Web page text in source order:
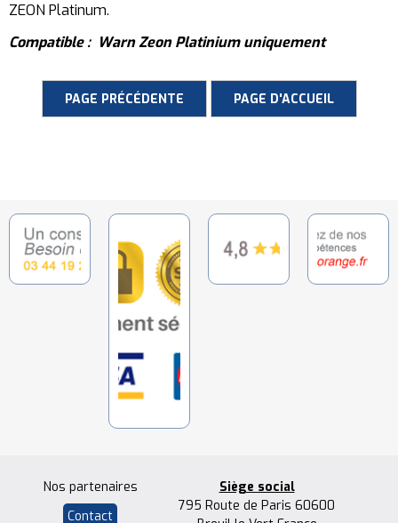
ZEON Platinum.
Compatible : Warn Zeon Platinium uniquement
Nos partenaires
Contact
Siège social
795 Route de Paris 60600